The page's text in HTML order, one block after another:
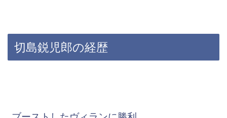
切島鋭児郎の経歴